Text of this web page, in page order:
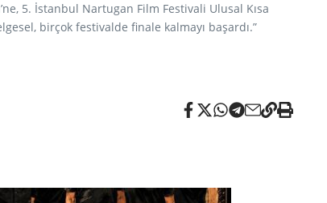
5. İstanbul Nartugan Film Festivali Ulusal Kısa
birçok festivalde finale kalmayı başardı.”